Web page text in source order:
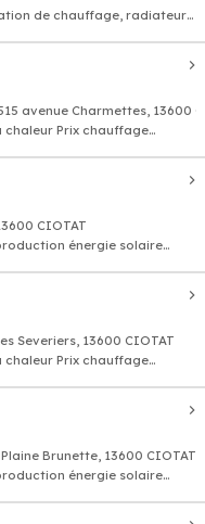
de chauffage, radiateur
avenue Charmettes, 13600
CIOTAT
énergie solaire
Severiers, 13600 CIOTAT
Brunette, 13600 CIOTAT
énergie solaire